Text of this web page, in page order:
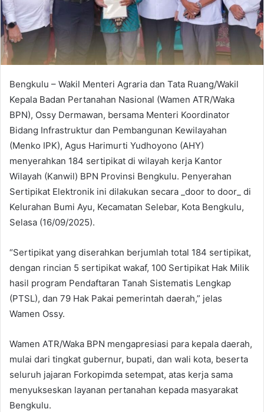
Bengkulu – Wakil Menteri Agraria dan Tata Ruang/Wakil
Kepala Badan Pertanahan Nasional (Wamen ATR/Waka
BPN), Ossy Dermawan, bersama Menteri Koordinator
Bidang Infrastruktur dan Pembangunan Kewilayahan
(Menko IPK), Agus Harimurti Yudhoyono (AHY)
menyerahkan 184 sertipikat di wilayah kerja Kantor
Wilayah (Kanwil) BPN Provinsi Bengkulu. Penyerahan
Sertipikat Elektronik ini dilakukan secara _door to door_ di
Kelurahan Bumi Ayu, Kecamatan Selebar, Kota Bengkulu,
Selasa (16/09/2025).
“Sertipikat yang diserahkan berjumlah total 184 sertipikat,
dengan rincian 5 sertipikat wakaf, 100 Sertipikat Hak Milik
hasil program Pendaftaran Tanah Sistematis Lengkap
(PTSL), dan 79 Hak Pakai pemerintah daerah,” jelas
Wamen Ossy.
Wamen ATR/Waka BPN mengapresiasi para kepala daerah,
mulai dari tingkat gubernur, bupati, dan wali kota, beserta
seluruh jajaran Forkopimda setempat, atas kerja sama
menyukseskan layanan pertanahan kepada masyarakat
Bengkulu.